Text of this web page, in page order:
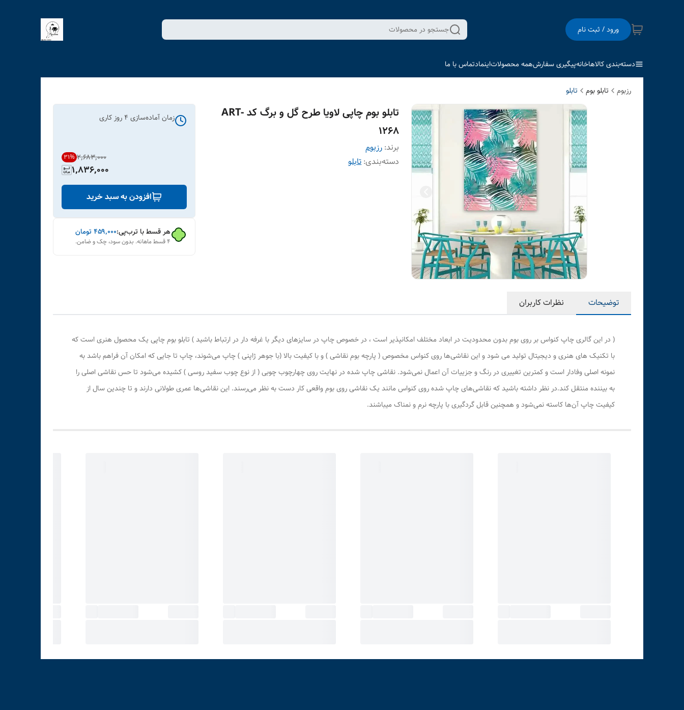
ورود / ثبت نام جستجو در محصولات
دسته‌بندی کالاهاخانهپیگیری سفارشهمه محصولاتاینمادتماس با ما
رزبوم تابلو بوم تابلو
تابلو بوم چاپی لاویا طرح گل و برگ کد ART-
1268
برند: رزبوم
دسته‌بندی:تابلو
زمان آماده‌سازی 4 روز کاری
۲٬۶۸۳٬۰۰۰ 31%
1,836,000
افزودن به سبد خرید
هر قسط با ترب‌پی:۴۵۹٬۰۰۰ تومان
۴ قسط ماهانه. بدون سود، چک و ضامن.
توضیحات نظرات کاربران
( در این گالری چاپ کنواس بر روی بوم بدون محدودیت در ابعاد مختلف امکانپذیر است ، در خصوص چاپ در سایزهای دیگر با غرفه دار در ارتباط باشید ) تابلو بوم چاپی یک محصول هنری است که
با تکنیک های هنری و دیجیتال تولید می شود و این نقاشی‌ها روی کنواس مخصوص ( پارچه بوم نقاشی ) و با کیفیت بالا (با جوهر ژاپنی ) چاپ می‌شوند، چاپ تا جایی که امکان آن فراهم باشد به
نمونه اصلی وفادار است و کمترین تغییری در رنگ و جزییات آن اعمال نمی‌شود. نقاشی چاپ شده در نهایت روی چهارچوب چوبی ( از نوع چوب سفید روسی ) کشیده می‌شود تا حس نقاشی اصلی را
به بیننده منتقل کند.در نظر داشته باشید که نقاشی‌های چاپ شده روی کنواس مانند یک نقاشی روی بوم واقعی کار دست به نظر می‌رسند. این نقاشی‌ها عمری طولانی دارند و تا چندین سال از
کیفیت چاپ آن‌ها کاسته نمی‌شود و همچنین قابل گردگیری با پارچه نرم و نمناک میباشند.